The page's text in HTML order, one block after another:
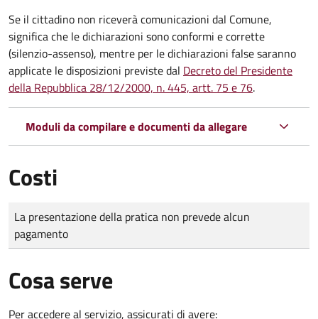
Se il cittadino non riceverà comunicazioni dal Comune,
significa che le dichiarazioni sono conformi e corrette
(silenzio-assenso), mentre per le dichiarazioni false saranno
applicate le disposizioni previste dal Decreto del Presidente
della Repubblica 28/12/2000, n. 445, artt. 75 e 76.
Moduli da compilare e documenti da allegare
Costi
Tipo di pagamento
Importo
La presentazione della pratica non prevede alcun
pagamento
Cosa serve
Per accedere al servizio, assicurati di avere: